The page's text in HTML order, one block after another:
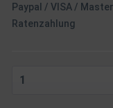
Paypal / VISA /
Ratenzahlung